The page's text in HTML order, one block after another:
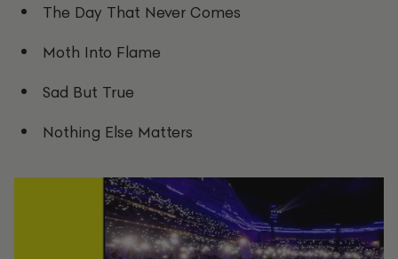
The Day That Never Comes
Moth Into Flame
Sad But True
Nothing Else Matters